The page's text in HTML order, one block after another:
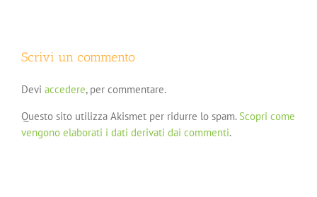
Scrivi un commento
Devi accedere, per commentare.
Questo sito utilizza Akismet per ridurre lo spam. Scopri come
vengono elaborati i dati derivati dai commenti.